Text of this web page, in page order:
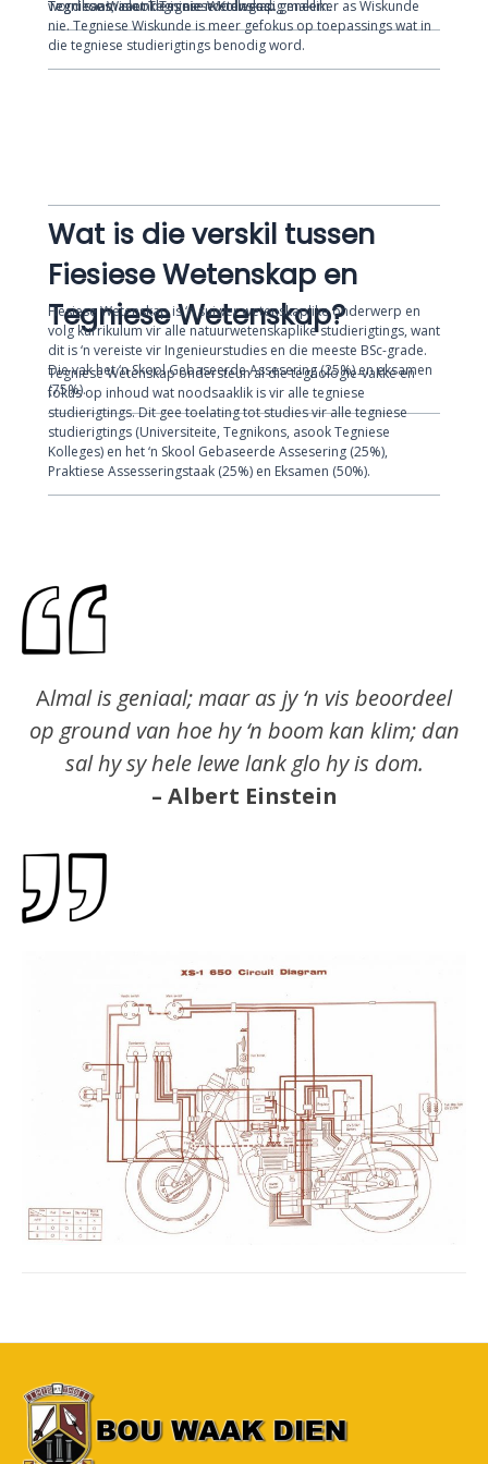
Tegnikons, asook Tegniese Kolleges..
word saam met Tegniese Wetenskap geneem.
Tegniese Wiskunde is nie noodwendig makliker as Wiskunde
nie. Tegniese Wiskunde is meer gefokus op toepassings wat in
die tegniese studierigtings benodig word.
Wat is die verskil tussen
Fiesiese Wetenskap en
Tegniese Wetenskap?
Fiesiese Wetenskap is ‘n suiwer wetenskaplike onderwerp en
volg kurrikulum vir alle natuurwetenskaplike studierigtings, want
dit is ‘n vereiste vir Ingenieurstudies en die meeste BSc-grade.
Die vak het ‘n Skool Gebaseerde Assesering (25%) en eksamen
(75%).
Tegniese Wetenskap ondersteun al die tegnologie-vakke en
fokus op inhoud wat noodsaaklik is vir alle tegniese
studierigtings. Dit gee toelating tot studies vir alle tegniese
studierigtings (Universiteite, Tegnikons, asook Tegniese
Kolleges) en het ‘n Skool Gebaseerde Assesering (25%),
Praktiese Assesseringstaak (25%) en Eksamen (50%).
Almal is geniaal; maar as jy ‘n vis beoordeel
op ground van hoe hy ‘n boom kan klim; dan
sal hy sy hele lewe lank glo hy is dom.
– Albert Einstein